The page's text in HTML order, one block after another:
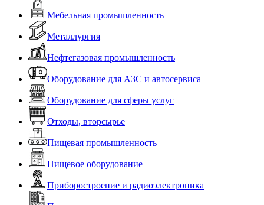
Мебельная промышленность
Металлургия
Нефтегазовая промышленность
Оборудование для АЗС и автосервиса
Оборудование для сферы услуг
Отходы, вторсырье
Пищевая промышленность
Пищевое оборудование
Приборостроение и радиоэлектроника